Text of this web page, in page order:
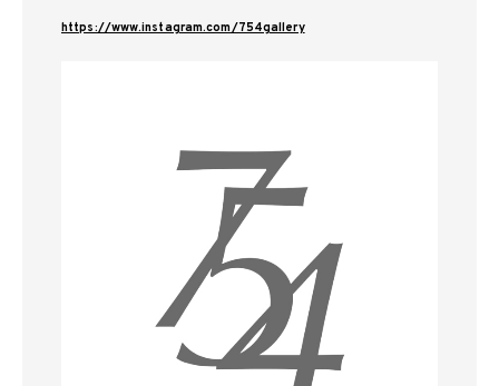
https://www.instagram.com/754gallery